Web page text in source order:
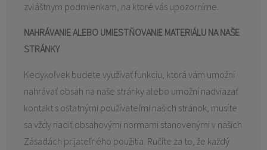
zvláštnym podmienkam, na ktoré vás upozorníme.
NAHRÁVANIE ALEBO UMIESTŇOVANIE MATERIÁLU NA NAŠE
STRÁNKY
Kedykoľvek budete využívať funkciu, ktorá vám umožní
nahrávať obsah na naše stránky alebo umožní nadviazať
kontakt s ostatnými používateľmi našich stránok, musíte
sa vždy riadiť obsahovými normami stanovenými v našich
Zásadách prijateľného použitia. Ručíte za to, že každý